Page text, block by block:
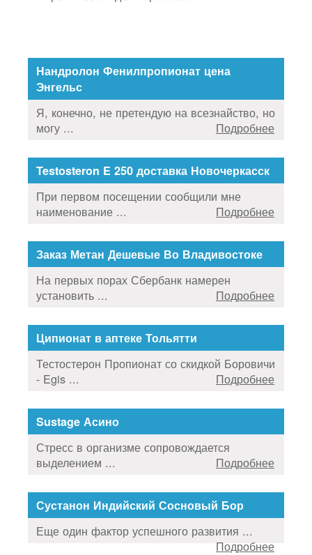
Нандролон Фенилпропионат цена
Энгельс
Я, конечно, не претендую на всезнайство, но
могу ...
Подробнее
Testosteron E 250 доставка Новочеркасск
При первом посещении сообщили мне
наименование ...
Подробнее
Заказ Метан Дешевые Во Владивостоке
На первых порах Сбербанк намерен
установить ...
Подробнее
Ципионат в аптеке Тольятти
Тестостерон Пропионат со скидкой Боровичи
- Egis ...
Подробнее
Sustage Асино
Стресс в организме сопровождается
выделением ...
Подробнее
Сустанон Индийский Сосновый Бор
Еще один фактор успешного развития ...
Подробнее